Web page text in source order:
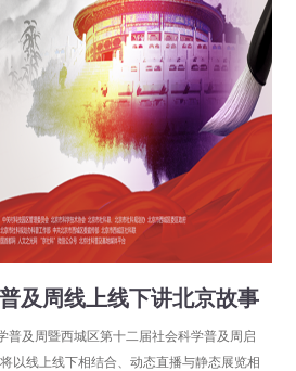
及周线上线下讲北京故事
普及周暨西城区第十二届社会科学普及周启
以线上线下相结合、动态直播与静态展览相